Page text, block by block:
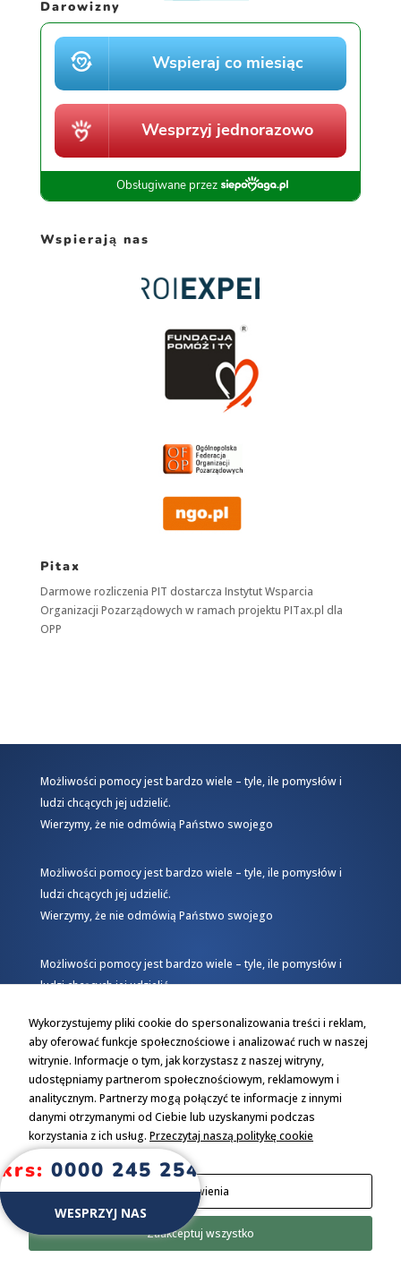
Darowizny
Wspierają nas
Pitax
Darmowe rozliczenia PIT dostarcza Instytut Wsparcia
Organizacji Pozarządowych w ramach projektu PITax.pl dla
OPP
Możliwości pomocy jest bardzo wiele – tyle, ile pomysłów i
ludzi chcących jej udzielić.
Wierzymy, że nie odmówią Państwo swojego
Możliwości pomocy jest bardzo wiele – tyle, ile pomysłów i
ludzi chcących jej udzielić.
Wierzymy, że nie odmówią Państwo swojego
Możliwości pomocy jest bardzo wiele – tyle, ile pomysłów i
ludzi chcących jej udzielić.
Wykorzystujemy pliki cookie do spersonalizowania treści i reklam,
aby oferować funkcje społecznościowe i analizować ruch w naszej
witrynie. Informacje o tym, jak korzystasz z naszej witryny,
udostępniamy partnerom społecznościowym, reklamowym i
analitycznym. Partnerzy mogą połączyć te informacje z innymi
danymi otrzymanymi od Ciebie lub uzyskanymi podczas
korzystania z ich usług. Przeczytaj naszą politykę cookie
Ustawienia
Zaakceptuj wszystko
academyofbusiness.pl
krs: 0000 245 254
WESPRZYJ NAS
5 zł